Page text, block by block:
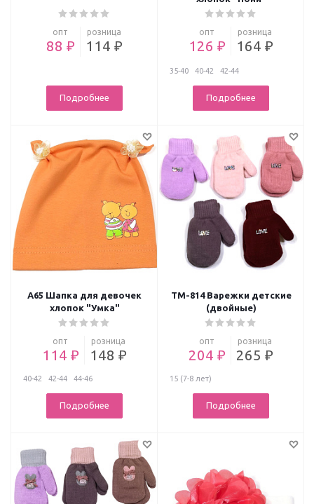
опт
88 ₽
розница
114 ₽
Подробнее
опт
126 ₽
розница
164 ₽
35-40 40-42 42-44
Подробнее
А65 Шапка для девочек
хлопок "Умка"
опт
114 ₽
розница
148 ₽
40-42 42-44 44-46
Подробнее
ТМ-814 Варежки детские
(двойные)
опт
204 ₽
розница
265 ₽
15 (7-8 лет)
Подробнее